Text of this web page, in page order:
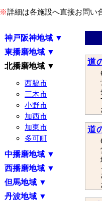
※詳細は各施設へ直接お問い
神戸阪神地域 ▼
東播磨地域 ▼
北播磨地域 ▼
西脇市
三木市
小野市
加西市
加東市
多可町
中播磨地域 ▼
西播磨地域 ▼
但馬地域 ▼
丹波地域 ▼
道
道